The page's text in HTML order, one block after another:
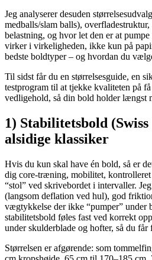
Jeg analyserer desuden
medballs/slam balls),
belastning, og hvor let den er at
virker i virkeligheden, ikke kun på
bedste boldtyper – og hvordan du
Til sidst får du en størrelsesguide, en
testprogram til at tjekke kvaliteten på
vedligehold, så din bold holder længst
1) Stabilitetsbold
alsidige klassiker
Hvis du kun skal have én bold, så er
dig core-træning, mobilitet, kontrolleret
“stol” ved skrivebordet i intervaller.
(langsom deflation ved hul), god
vægtykkelse der ikke “pumper” under
stabilitetsbold føles fast ved korrekt
under skulderblade og hofter, så du får
Størrelsen er afgørende: som